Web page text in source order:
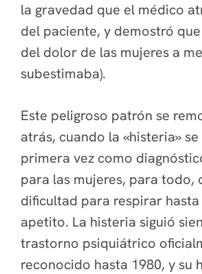
la gravedad que el médico
del paciente, y demostró
del dolor de las mujeres a
subestimaba).
Este peligroso patrón se
atrás, cuando la «histeria»
primera vez como
para las mujeres, para todo,
dificultad para respirar
apetito. La histeria siguió
trastorno psiquiátrico
reconocido hasta 1980, y su